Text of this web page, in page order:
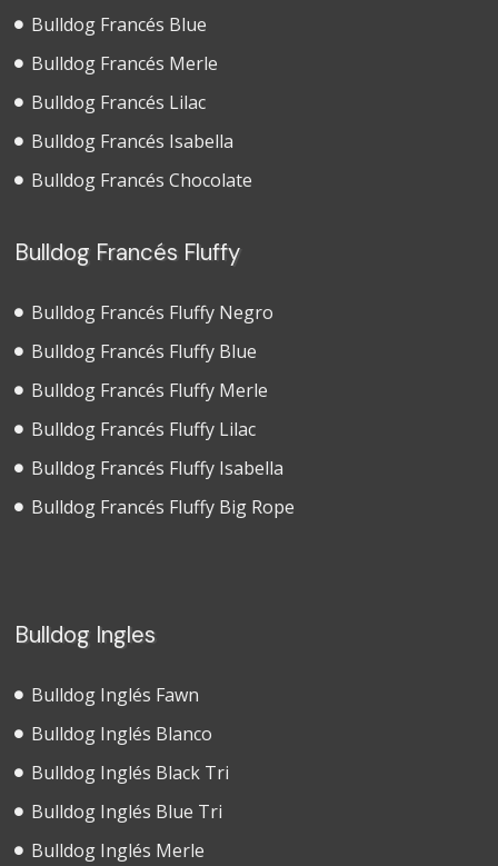
Bulldog Francés Blue
Bulldog Francés Merle
Bulldog Francés Lilac
Bulldog Francés Isabella
Bulldog Francés Chocolate
Bulldog Francés Fluffy
Bulldog Francés Fluffy Negro
Bulldog Francés Fluffy Blue
Bulldog Francés Fluffy Merle
Bulldog Francés Fluffy Lilac
Bulldog Francés Fluffy Isabella
Bulldog Francés Fluffy Big Rope
Bulldog Ingles
Bulldog Inglés Fawn
Bulldog Inglés Blanco
Bulldog Inglés Black Tri
Bulldog Inglés Blue Tri
Bulldog Inglés Merle